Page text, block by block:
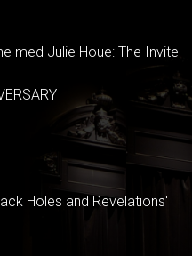
med Julie Houe: The Invite
Holes and Revelations'